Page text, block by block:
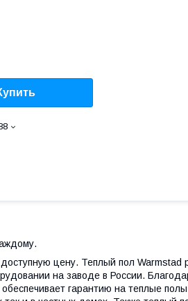
цену. Теплый пол Warmstad
на заводе в России.
гарантию на теплые